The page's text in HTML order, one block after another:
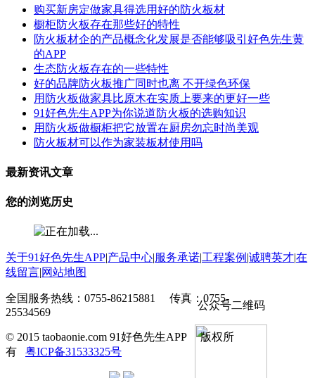
购买新房定做家具得选用好的防火板材
橱柜防火板存在那些好的特性
防火板材企的产品概念化发展是否能够吸引好色先生黄
的APP
生态防火板存在的一些特性
好的品牌防火板推广同时也离 不开绿色环保
用防火板做家具比原木在实质上要来的更好一些
91好色先生APP为你说道防火板的选购知识
用防火板做橱柜把它放置在厨房勿忘时尚美观
防火板材可以作为家装板材使用吗
最新资讯文章
您的浏览历史
关于91好色先生APP 产品中心 服务承诺工程案例 诚聘英才在
线留言 网站地图
公众号二维码
全国服务热线：0755-86215881 传真：0755-
25534569
© 2015 taobaonie.com 91好色先生APP 版权所
有 粤ICP备31533325号